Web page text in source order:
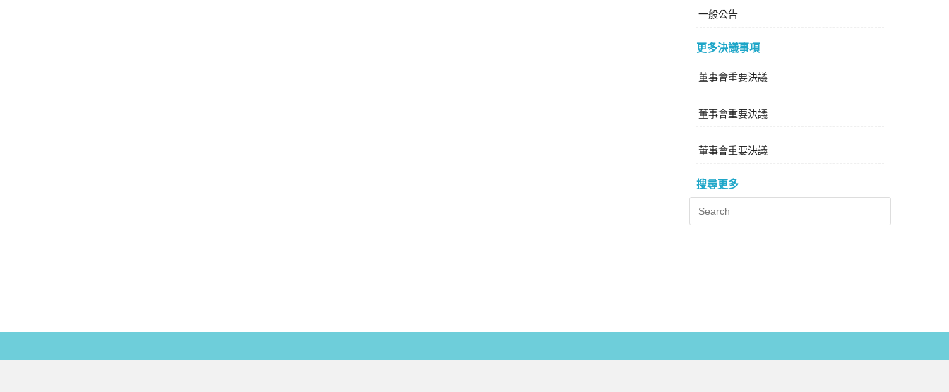
一般公告
更多決議事項
董事會重要決議
董事會重要決議
董事會重要決議
搜尋更多